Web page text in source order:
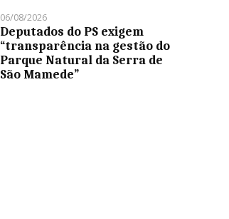
06/08/2026
Deputados do PS exigem
“transparência na gestão do
Parque Natural da Serra de
São Mamede”